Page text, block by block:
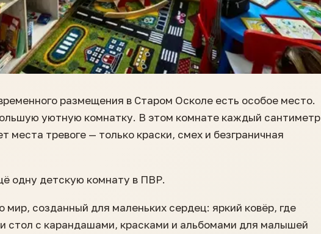
размещения в Старом Осколе есть особое место.
уютную комнатку. В этом комнате каждый сантиметр
места тревоге — только краски, смех и безграничная
одну детскую комнату в ПВР.
мир, созданный для маленьких сердец: яркий ковёр, где
стол с карандашами, красками и альбомами для малышей